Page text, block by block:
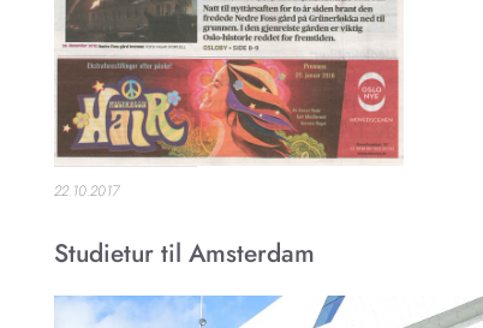
22.10.2017
Studietur til Amsterdam